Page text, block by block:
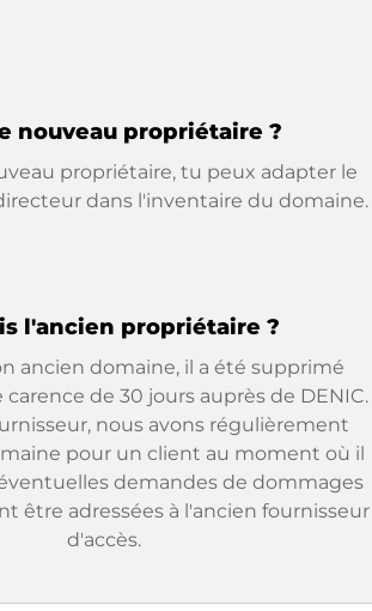
nouveau propriétaire ?
propriétaire, tu peux adapter le
dans l'inventaire du domaine.
l'ancien propriétaire ?
ancien domaine, il a été supprimé
carence de 30 jours auprès de DENIC.
nous avons régulièrement
pour un client au moment où il
demandes de dommages
être adressées à l'ancien fournisseur
d'accès.